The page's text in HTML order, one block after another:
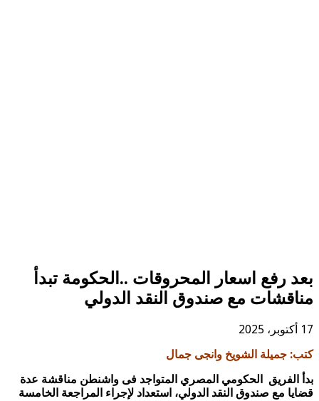
بعد رفع اسعار المحروقات ..الحكومة تبدأ
مناقشات مع صندوق النقد الدولي
17 أكتوبر، 2025
كتب: جميلة الشويخ وانجى جمال
بدأ الفريق الحكومي المصري المتواجد فى واشنطن مناقشة عدة
قضايا مع صندوق النقد الدولي، استعداد لإجراء المراجعة الخامسة